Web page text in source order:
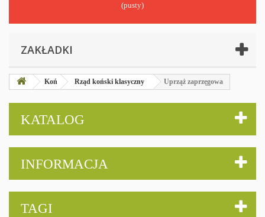
(pusty)
ZAKŁADKI
Koń Rząd koński klasyczny Uprząż zaprzęgowa
KATALOG
INFORMACJA
TAGI